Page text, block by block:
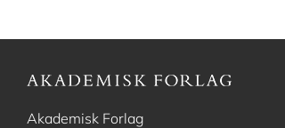
Akademisk Forlag